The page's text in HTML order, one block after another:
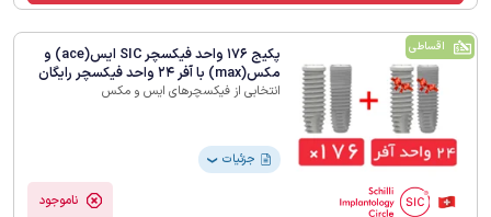
اقساطی
پکیج 176 واحد فیکسچر SIC ایس(ace) و
مکس(max) با آفر 24 واحد فیکسچر رایگان
انتخابی از فیکسچرهای ایس و مکس
جزئیات ❯
ناموجود